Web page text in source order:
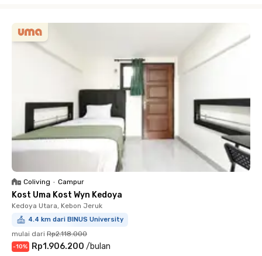
Coliving • Campur
Kost Uma Kost Wyn Kedoya
Kedoya Utara, Kebon Jeruk
4.4 km dari BINUS University
mulai dari Rp2.118.000
-10% Rp1.906.200 /bulan